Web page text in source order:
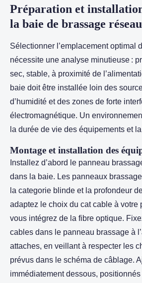
Préparation et
la baie de brassage réseau
Sélectionner l’emplacement optimal
nécessite une analyse minutieuse :
sec, stable, à proximité de
baie doit être installée loin des
d’humidité et des zones de forte
électromagnétique. Un
la durée de vie des équipements et
Montage et installation des
Installez d’abord le panneau
dans la baie. Les panneaux
la categorie blinde et la profondeur
adaptez le choix du cat cable à votre
vous intégrez de la fibre optique.
cables dans le panneau brassage à
attaches, en veillant à respecter les
prévus dans le schéma de câblage.
immédiatement dessous,